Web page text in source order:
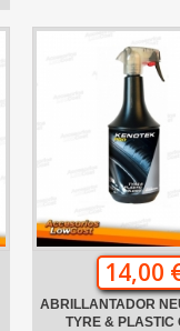
14,00
ABRILLANTADOR
TYRE & PLASTIC